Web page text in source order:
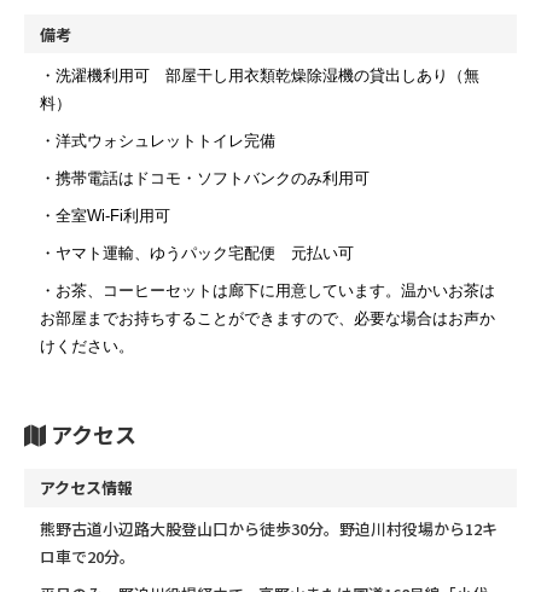
備考
・洗濯機利用可 部屋干し用衣類乾燥除湿機の貸出しあり（無
料）
・洋式ウォシュレットトイレ完備
・携帯電話はドコモ・ソフトバンクのみ利用可
・全室Wi-Fi利用可
・ヤマト運輸、ゆうパック宅配便 元払い可
・お茶、コーヒーセットは廊下に用意しています。温かいお茶は
お部屋までお持ちすることができますので、必要な場合はお声か
けください。
アクセス
アクセス情報
熊野古道小辺路大股登山口から徒歩30分。野迫川村役場から12キ
ロ車で20分。